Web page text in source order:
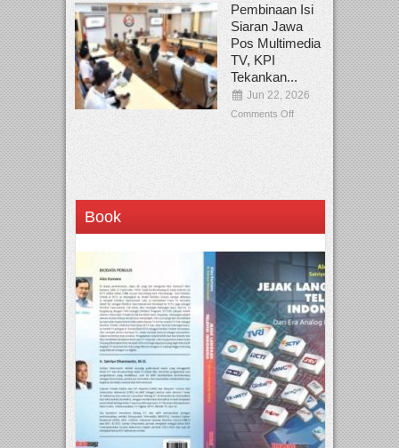
Pembinaan Isi
Siaran Jawa
Pos Multimedia
TV, KPI
Tekankan...
Jun 22, 2026
Comments Off
Book